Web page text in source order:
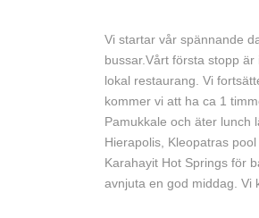
Vi startar vår spännande
bussar.Vårt första stopp
lokal restaurang. Vi
kommer vi att ha ca 1
Pamukkale och äter lunch
Hierapolis, Kleopatras
Karahayit Hot Springs för
avnjuta en god middag. Vi